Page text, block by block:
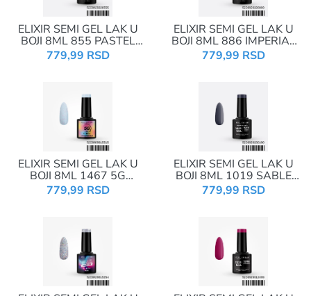
ELIXIR SEMI GEL LAK U
BOJI 8ML 855 PASTEL
YELLOW
779,99 RSD
ELIXIR SEMI GEL LAK U
BOJI 8ML 886 IMPERIAL
PURPLE
779,99 RSD
ELIXIR SEMI GEL LAK U
BOJI 8ML 1467 5G
GLITTER SPOTTED
POWDER BLUE
779,99 RSD
ELIXIR SEMI GEL LAK U
BOJI 8ML 1019 SABLE
NIGHT
779,99 RSD